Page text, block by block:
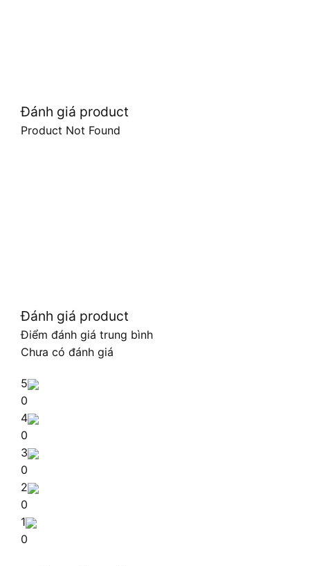
Đánh giá product
Product Not Found
Đánh giá product
Điểm đánh giá trung bình
Chưa có đánh giá
5
0
4
0
3
0
2
0
1
0